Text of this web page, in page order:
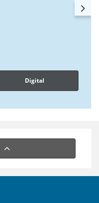
Digital